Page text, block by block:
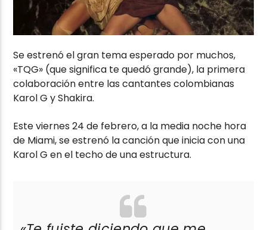
Se estrenó el gran tema esperado por muchos,
«TQG» (que significa te quedó grande), la primera
colaboración entre las cantantes colombianas
Karol G y Shakira.
Este viernes 24 de febrero, a la media noche hora
de Miami, se estrenó la canción que inicia con una
Karol G en el techo de una estructura.